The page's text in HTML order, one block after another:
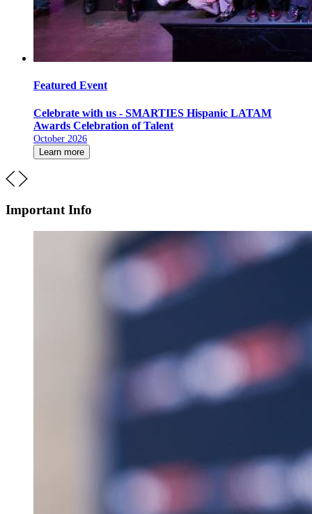
Featured Event
Celebrate with us - SMARTIES Hispanic LATAM
Awards Celebration of Talent
October 2026
Learn more
Important Info